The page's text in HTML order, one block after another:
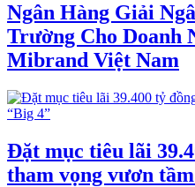
Ngân Hàng Giải
Trường Cho Doanh
Mibrand Việt Nam
Đặt mục tiêu lãi
tham vọng vươn